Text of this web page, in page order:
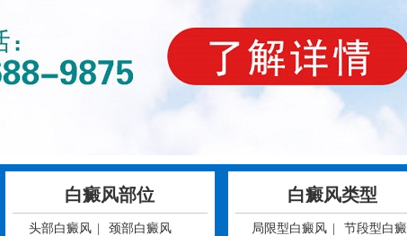
白癜风部位
头部白癜风
颈部白癜风
白癜风类型
局限型白癜风
节段型白癜